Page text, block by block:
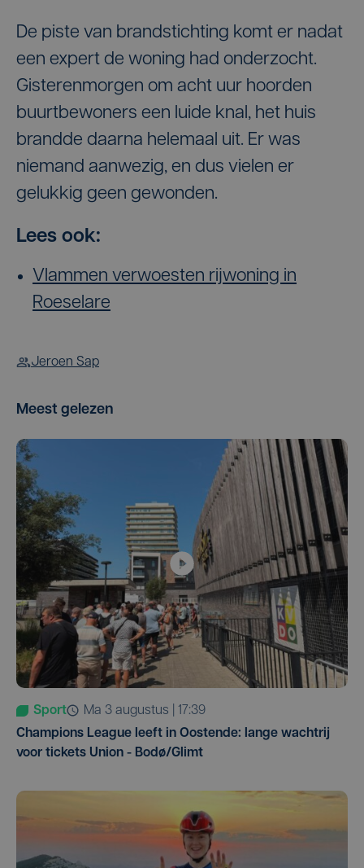
De piste van brandstichting komt er nadat
een expert de woning had onderzocht.
Gisterenmorgen om acht uur hoorden
buurtbewoners een luide knal, het huis
brandde daarna helemaal uit. Er was
niemand aanwezig, en dus vielen er
gelukkig geen gewonden.
Lees ook:
Vlammen verwoesten rijwoning in
Roeselare
Jeroen Sap
Meest gelezen
Sport
ma 3 augustus | 17:39
Champions League leeft in Oostende: lange wachtrij
voor tickets Union - Bodø/Glimt